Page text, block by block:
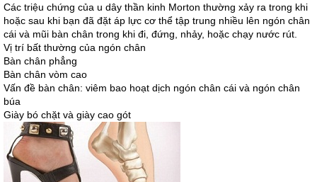
Các triệu chứng của u dây thần kinh Morton thường xảy ra trong khi
hoặc sau khi bạn đã đặt áp lực cơ thể tập trung nhiều lên ngón chân
cái và mũi bàn chân trong khi đi, đứng, nhảy, hoặc chạy nước rút.
Vị trí bất thường của ngón chân
Bàn chân phẳng
Bàn chân vòm cao
Vấn đề bàn chân: viêm bao hoạt dịch ngón chân cái và ngón chân
búa
Giày bó chặt và giày cao gót